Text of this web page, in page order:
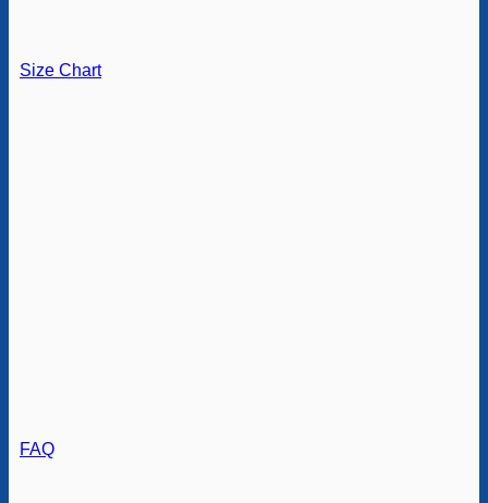
Size Chart
FAQ